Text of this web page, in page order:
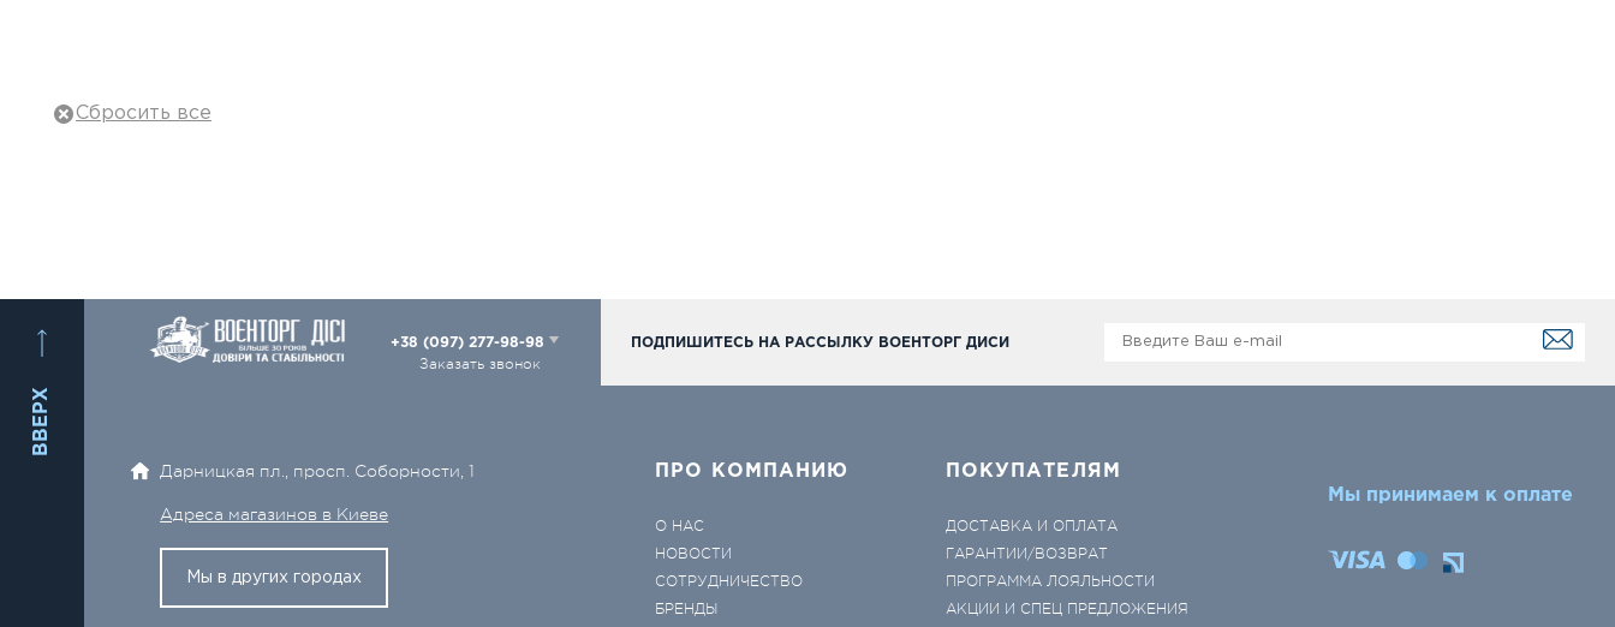
Тактическое снаряжение
Охота и туризм
Оружие и Патроны
ВВЕРХ
+38 (097) 277-98-98
Заказать звонок
ПОДПИШИТЕСЬ НА РАССЫЛКУ ВОЕНТОРГ ДИСИ
Дарницкая пл., просп. Соборности, 1
Адреса магазинов в Киеве
Мы в других городах
ПРО КОМПАНИЮ
О НАС
НОВОСТИ
СОТРУДНИЧЕСТВО
БРЕНДЫ
ПОКУПАТЕЛЯМ
ДОСТАВКА И ОПЛАТА
ГАРАНТИИ/ВОЗВРАТ
ПРОГРАММА ЛОЯЛЬНОСТИ
АКЦИИ И СПЕЦ ПРЕДЛОЖЕНИЯ
Мы принимаем к оплате